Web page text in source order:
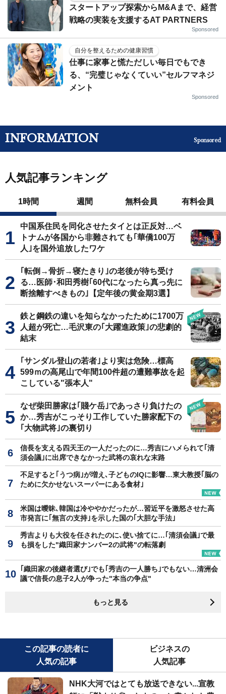
スタートアップ探索からM&Aまで、経営
戦略の実装を支援するAT PARTNERS
Sponsored
自分を整えるための健康習慣
仕事に家事と慌ただしい毎日でもでき
る、“完璧じゃなくていい”セルフマネジ
メント
Sponsored
INFORMATION Sponsored
人気記事ランキング
1時間 週間 無料会員 有料会員
中国系住民を同化させたタイとは正反対…ベ
トナムが各国から非難されても｢華僑100万
人｣を国外追放したワケ
｢転倒→骨折→寝たきり｣の老後が待ち受け
る…医師･和田秀樹｢60代になったら真っ先に
断捨離すべきもの｣【定年後の黄金期3選】
鉄と鋼鉄の違いを知らなかったために1700万
人超が死亡…毛沢東の｢大躍進政策｣の悲劇的
結末
｢サンダル登山の若者｣より実は危険…標高
599ｍの高尾山で年間100件超の遭難事故を起
こしている"張本人"
なぜ柴田勝家は｢賤ケ岳｣であっさり負けたの
か…秀吉がこっそり工作していた勝家配下の
｢大物武将｣の裏切り
信長を支える四天王の一人だったのに…秀吉にハメられて｢清
須会議｣に出席できなかった武将の哀れな末路
不足すると｢うつ病｣が増え､子どものIQに影響…東大教授｢脳の
ために欠かせないスーパーにある食材｣
米国は曖昧､韓国は冷ややかだったが…習近平を激怒させた高
市発言に｢無言の支持｣を示した国の｢大胆な手法｣
秀吉よりも大役を任されたのに､使い捨てに…｢清須会議｣で最
も損をした"織田家ナンバー2の武将"の転落劇
｢織田家の後継者選び｣でも｢秀吉の一人勝ち｣でもない…清洲会
議で信長の息子2人が争った"本当の争点"
もっと見る
この記事の読者に
人気の記事
ビジネスの
人気記事
NHK大河ではとても放送できない...宣教